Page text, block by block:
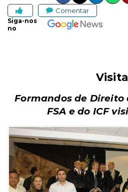
Comentar
Siga-nos
no
Visita
Formandos de Direito
FSA e do ICF